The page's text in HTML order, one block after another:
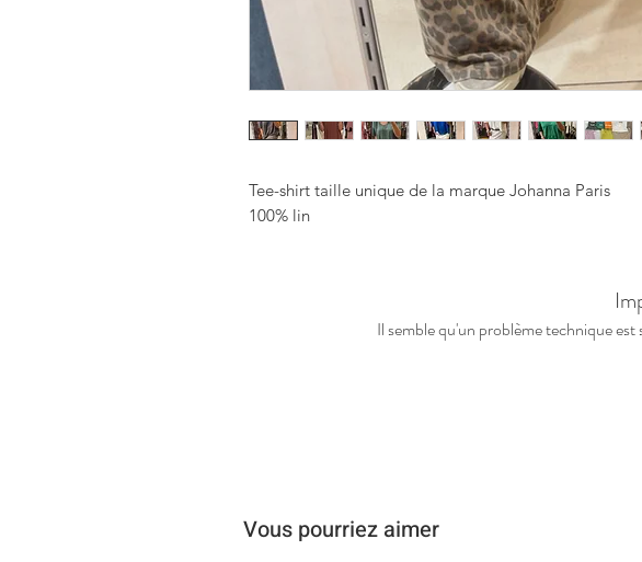
Tee-shirt taille unique de la marque Johanna Paris
100% lin
Il semble qu'un problème technique
Vous pourriez aimer